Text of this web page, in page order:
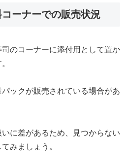
ーナーでの販売状況
のコーナーに添付用として置か
ックが販売されている場合があ
に差があるため、見つからない
みましょう。